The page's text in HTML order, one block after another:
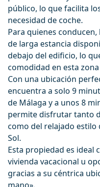
público, lo que facilita
necesidad de coche.
Para quienes
de larga estancia
debajo del edificio, lo
comodidad en esta
Con una ubicación
encuentra a solo 9
de Málaga y a unos 8
permite disfrutar tanto
como del relajado estilo
Sol.
Esta propiedad es ideal
vivienda vacacional u
gracias a su céntrica